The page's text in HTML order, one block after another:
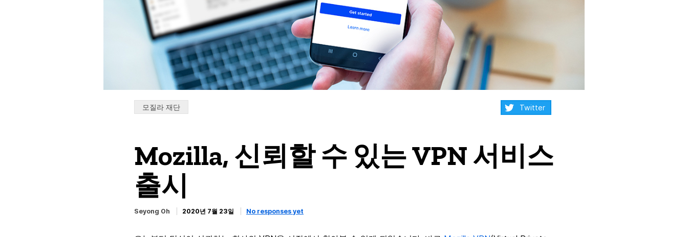
Categories:
모질라 재단 Twitter
Mozilla, 신뢰할 수 있는 VPN 서비스
출시
Seyong Oh 2020년 7월 23일 No responses yet